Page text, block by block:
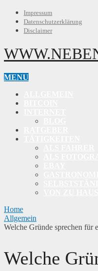
Impressum
Datenschutzerklärung
Disclaimer
MENU
Home
Allgemein
Welche Gründe sprechen für
Welche